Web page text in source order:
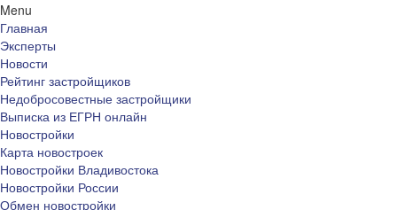
Menu
Главная
Эксперты
Новости
Рейтинг застройщиков
Недобросовестные застройщики
Выписка из ЕГРН онлайн
Новостройки
Карта новостроек
Новостройки Владивостока
Новостройки России
Обмен новостройки